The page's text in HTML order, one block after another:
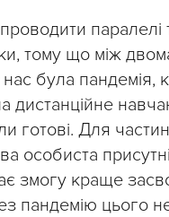
паралелі
тому що між
була пандемія,
дистанційне
готові. Для
особиста
змогу краще
пандемію цього